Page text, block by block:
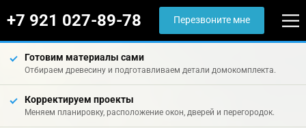
+7 921 027-89-78 Перезвоните мне
Готовим материалы сами
Отбираем древесину и подготавливаем детали домокомплекта.
Корректируем проекты
Меняем планировку, расположение окон, дверей и перегородок.